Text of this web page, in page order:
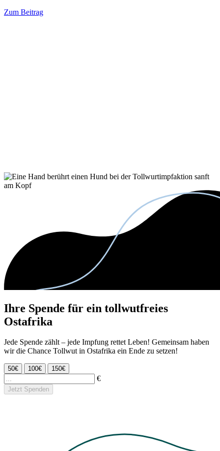
Zum Beitrag
Ihre Spende für ein tollwutfreies
Ostafrika
Jede Spende zählt – jede Impfung rettet Leben! Gemeinsam haben
wir die Chance Tollwut in Ostafrika ein Ende zu setzen!
50€ 100€ 150€
€
Jetzt Spenden